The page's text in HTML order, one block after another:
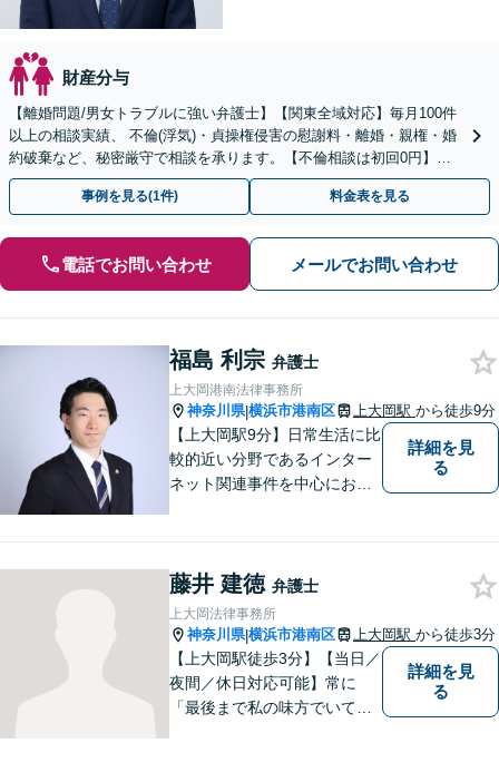
財産分与
【離婚問題/男女トラブルに強い弁護士】【関東全域対応】毎月100件
以上の相談実績、 不倫(浮気)・貞操権侵害の慰謝料・離婚・親権・婚
約破棄など、秘密厳守で相談を承ります。【不倫相談は初回0円】
【電話相談でご契約まで対応可/来所不要】
事例を見る(1件) 料金表を見る
電話でお問い合わせ メールでお問い合わせ
福島 利宗 弁護士
上大岡港南法律事務所
神奈川県|横浜市港南区 上大岡駅 から徒歩9分
【上大岡駅9分】日常生活に比
較的近い分野であるインター
ネット関連事件を中心にお取
ルにて掲載情報のURL等をお
送りください。見込み、費用
等をご案内させていただきま
す。
詳細を見
る
藤井 建徳 弁護士
上大岡法律事務所
神奈川県|横浜市港南区 上大岡駅 から徒歩3分
【上大岡駅徒歩3分】【当日／
夜間／休日対応可能】常に
「最後まで私の味方でいてく
詳細を見
る